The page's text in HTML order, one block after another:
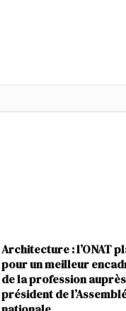
Architecture : l’ONAT
pour un meilleur
de la profession
président de